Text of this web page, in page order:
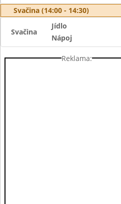
Svačina (14:00 - 14:30)
Svačina
Jídlo
Nápoj
Reklama: